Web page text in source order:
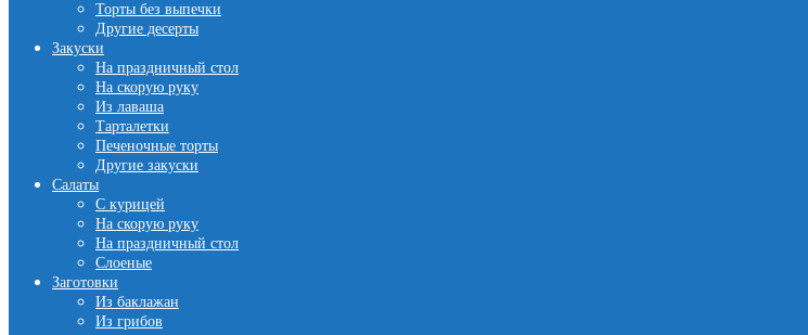
Торты без выпечки
Другие десерты
Закуски
На праздничный стол
На скорую руку
Из лаваша
Тарталетки
Печеночные торты
Другие закуски
Салаты
С курицей
На скорую руку
На праздничный стол
Слоеные
Заготовки
Из баклажан
Из грибов